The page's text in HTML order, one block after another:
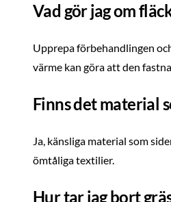
Vad gör jag om
Upprepa förbehandlingen
värme kan göra att den
Finns det material
Ja, känsliga material som
ömtåliga textilier.
Hur tar jag bort